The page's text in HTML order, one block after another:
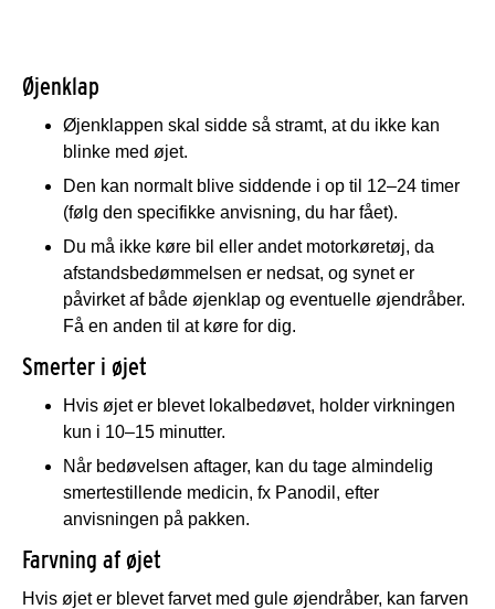
Øjenklap
Øjenklappen skal sidde så stramt, at du ikke kan
blinke med øjet.
Den kan normalt blive siddende i op til 12–24 timer
(følg den specifikke anvisning, du har fået).
Du må ikke køre bil eller andet motorkøretøj, da
afstandsbedømmelsen er nedsat, og synet er
påvirket af både øjenklap og eventuelle øjendråber.
Få en anden til at køre for dig.
Smerter i øjet
Hvis øjet er blevet lokalbedøvet, holder virkningen
kun i 10–15 minutter.
Når bedøvelsen aftager, kan du tage almindelig
smertestillende medicin, fx Panodil, efter
anvisningen på pakken.
Farvning af øjet
Hvis øjet er blevet farvet med gule øjendråber, kan farven